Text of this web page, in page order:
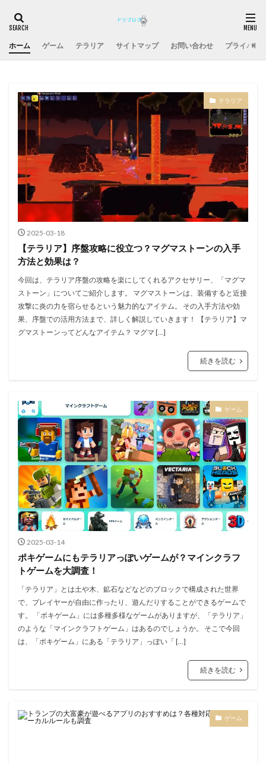
ホーム ゲーム テラリア サイトマップ お問い合わせ プライバシ
テラリア
2025-03-18
【テラリア】序盤攻略に役立つ？マグマストーンの入手
方法と効果は？
今回は、テラリア序盤の攻略を楽にしてくれるアクセサリー、「マグマ
ストーン」についてご紹介します。 マグマストーンは、装備すると近接
攻撃に炎の力を宿らせるという魅力的なアイテム。 その入手方法や効
果、序盤での活用方法まで、詳しく解説していきます！ 【テラリア】マ
グマストーンってどんなアイテム？ マグマ […]
続きを読む
ゲーム
2025-03-14
ポキゲームにもテラリアっぽいゲームが？マインクラフ
トゲームを大調査！
「テラリア」とは土や木、鉱石などなどのブロックで構成された世界
で、プレイヤーが自由に作ったり、遊んだりすることができるゲームで
す。 「ポキゲーム」には多種多様なゲームがありますが、「テラリア」
のような「マインクラフトゲーム」はあるのでしょうか。 そこで今回
は、「ポキゲーム」にある「テラリア」っぽい「 […]
続きを読む
ゲーム